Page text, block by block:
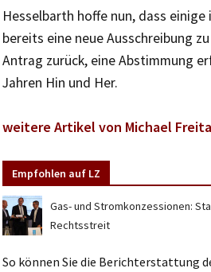
Hesselbarth hoffe nun, dass
bereits eine neue Ausschreibung
Antrag zurück, eine Abstimmung
Jahren Hin und Her.
weitere Artikel von Michael
Empfohlen auf LZ
Gas- und Stromkonzessionen:
Rechtsstreit
So können Sie die Berichterstattung